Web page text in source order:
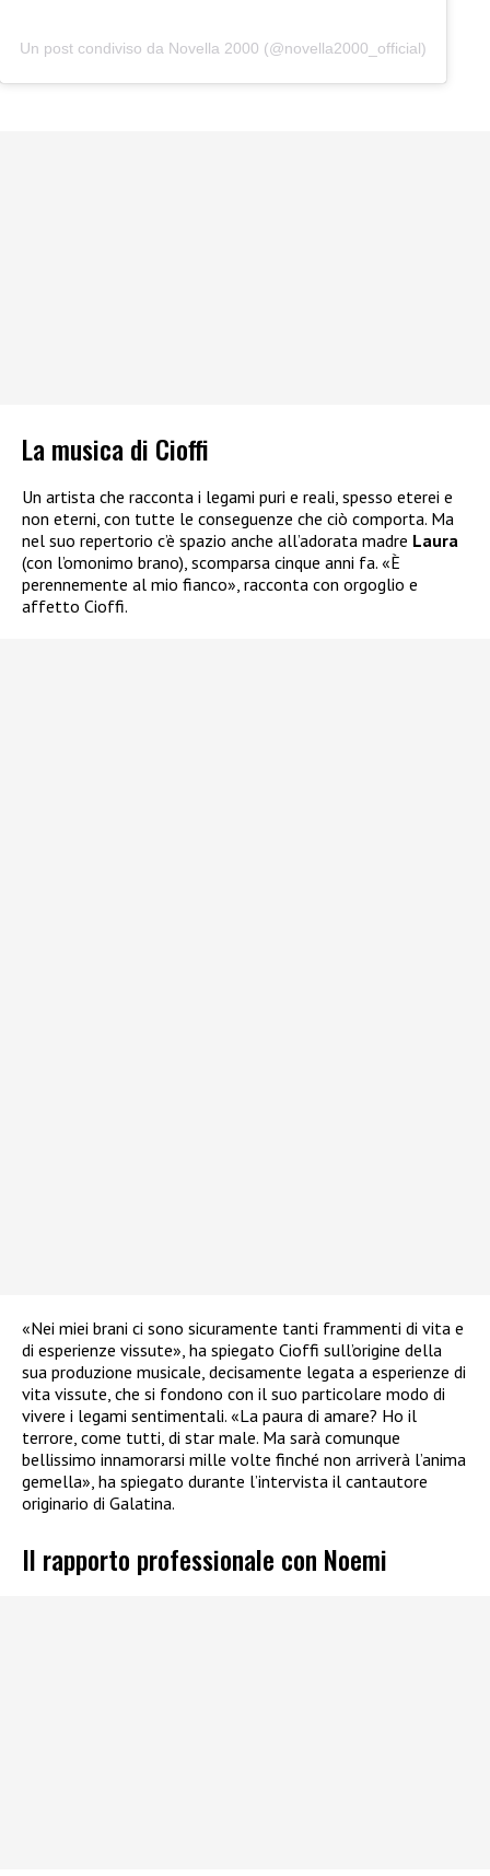
Un post condiviso da Novella 2000 (@novella2000_official)
La musica di Cioffi
Un artista che racconta i legami puri e reali, spesso eterei e
non eterni, con tutte le conseguenze che ciò comporta. Ma
nel suo repertorio c’è spazio anche all’adorata madre Laura
(con l’omonimo brano), scomparsa cinque anni fa. «È
perennemente al mio fianco», racconta con orgoglio e
affetto Cioffi.
«Nei miei brani ci sono sicuramente tanti frammenti di vita e
di esperienze vissute», ha spiegato Cioffi sull’origine della
sua produzione musicale, decisamente legata a esperienze di
vita vissute, che si fondono con il suo particolare modo di
vivere i legami sentimentali. «La paura di amare? Ho il
terrore, come tutti, di star male. Ma sarà comunque
bellissimo innamorarsi mille volte finché non arriverà l’anima
gemella», ha spiegato durante l’intervista il cantautore
originario di Galatina.
Il rapporto professionale con Noemi